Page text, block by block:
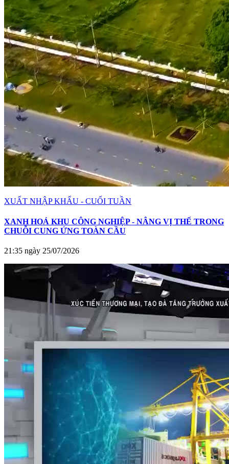
XUẤT NHẬP KHẨU - CUỐI TUẦN
XANH HOÁ KHU CÔNG NGHIỆP - NÂNG VỊ THẾ TRONG
CHUỖI CUNG ỨNG TOÀN CẦU
21:35 ngày 25/07/2026